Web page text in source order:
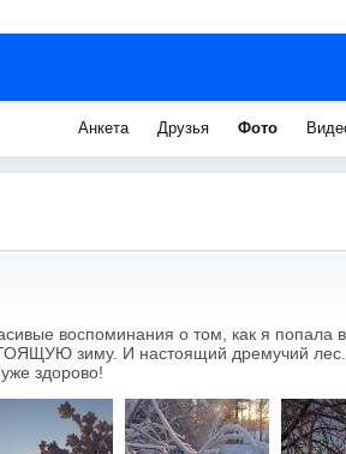
Анкета Друзья Фото
воспоминания о том, как я попала в
зиму. И настоящий дремучий
здорово!